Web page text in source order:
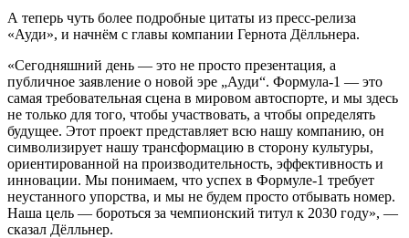
А теперь чуть более подробные цитаты из пресс-релиза
«Ауди», и начнём с главы компании Гернота Дёлльнера.
«Сегодняшний день — это не просто презентация, а
публичное заявление о новой эре „Ауди“. Формула-1 — это
самая требовательная сцена в мировом автоспорте, и мы здесь
не только для того, чтобы участвовать, а чтобы определять
будущее. Этот проект представляет всю нашу компанию, он
символизирует нашу трансформацию в сторону культуры,
ориентированной на производительность, эффективность и
инновации. Мы понимаем, что успех в Формуле-1 требует
неустанного упорства, и мы не будем просто отбывать номер.
Наша цель — бороться за чемпионский титул к 2030 году», —
сказал Дёлльнер.